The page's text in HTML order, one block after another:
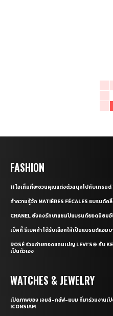
FASHION
11 ไอเท็มที่จะชวนคุณแต่งตัวสนุกไปกับเทรนด์
ทำความรู้จัก MATIÈRES FÉCALES แบรนด์ค
CHANEL ยังคงรักษาแชมป์แบรนด์ยอดนิยมอั
เบ็คกี้ รีเบคก้า ได้รับเลือกให้เป็นแบรนด์แอมบ
ROSÉ ร่วมถ่ายทอดแคมเปญ LEVI’S® กับ
เป็นตัวเอง
WATCHES & JEWELRY
เปิดภาพของ เจมส์-กลัฟ-แบม ที่มาร่วมงานเ
ICONSIAM